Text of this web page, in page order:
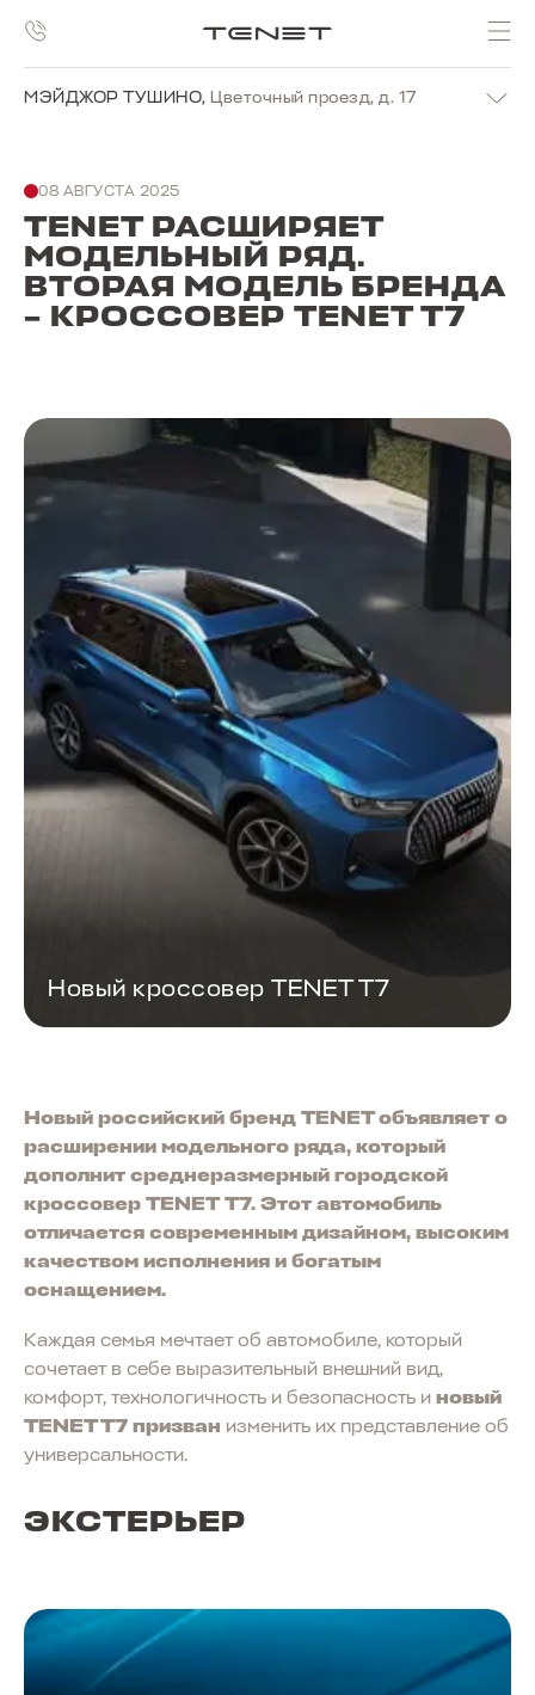
МЭЙДЖОР ТУШИНО, Цветочный проезд, д. 17
08 АВГУСТА 2025
TENET РАСШИРЯЕТ
МОДЕЛЬНЫЙ РЯД.
ВТОРАЯ МОДЕЛЬ БРЕНДА
– КРОССОВЕР TENET T7
Новый кроссовер TENET T7
Новый российский бренд TENET объявляет о
расширении модельного ряда, который
дополнит среднеразмерный городской
кроссовер TENET T7. Этот автомобиль
отличается современным дизайном, высоким
качеством исполнения и богатым
оснащением.
Каждая семья мечтает об автомобиле, который
сочетает в себе выразительный внешний вид,
комфорт, технологичность и безопасность и новый
TENET T7 призван изменить их представление об
универсальности.
ЭКСТЕРЬЕР